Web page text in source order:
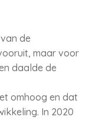
de
maar voor
daalde de
omhoog en dat
In 2020